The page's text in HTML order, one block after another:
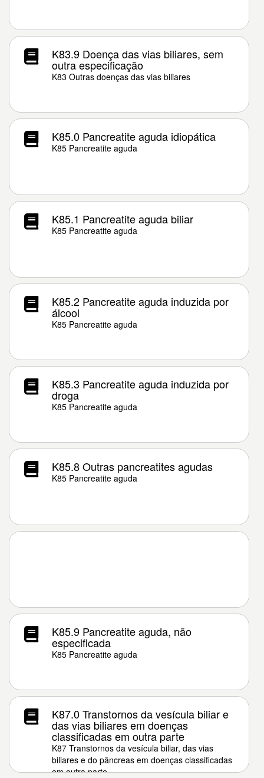
K83.9 Doença das vias biliares, sem
outra especificação
K83 Outras doenças das vias biliares
K85.0 Pancreatite aguda idiopática
K85 Pancreatite aguda
K85.1 Pancreatite aguda biliar
K85 Pancreatite aguda
K85.2 Pancreatite aguda induzida por
álcool
K85 Pancreatite aguda
K85.3 Pancreatite aguda induzida por
droga
K85 Pancreatite aguda
K85.8 Outras pancreatites agudas
K85 Pancreatite aguda
K85.9 Pancreatite aguda, não
especificada
K85 Pancreatite aguda
K87.0 Transtornos da vesícula biliar e
das vias biliares em doenças
classificadas em outra parte
K87 Transtornos da vesícula biliar, das vias
biliares e do pâncreas em doenças classificadas
em outra parte